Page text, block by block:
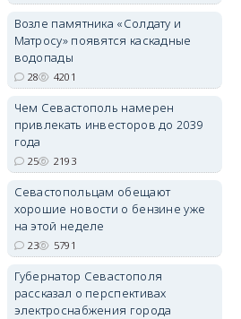
Балаклава
В Севастополе утвердили
проект застройки центра
Балаклавы
Там появится туристический
квартал с отелями и
парковками.
05/08/2026 08:01 5503
Возле памятника «Солдату и
Матросу» появятся каскадные
водопады
28 4201
Чем Севастополь намерен
привлекать инвесторов до 2039
года
25 2193
Севастопольцам обещают
хорошие новости о бензине уже
на этой неделе
23 5791
Губернатор Севастополя
рассказал о перспективах
электроснабжения города